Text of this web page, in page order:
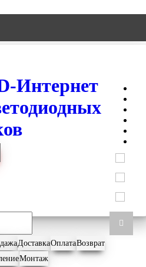
ДоставкаОплатаВозврат
Монтаж